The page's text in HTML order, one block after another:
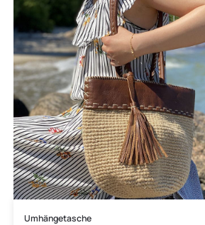
Umhängetasche